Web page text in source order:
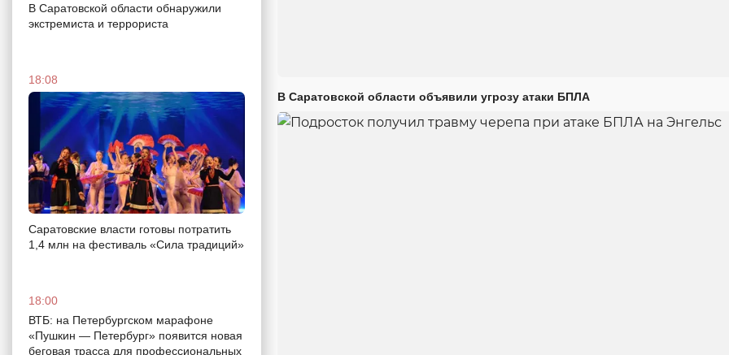
В Саратовской области обнаружили
экстремиста и террориста
18:08
Саратовские власти готовы потратить
1,4 млн на фестиваль «Сила традиций»
18:00
ВТБ: на Петербургском марафоне
«Пушкин — Петербург» появится новая
беговая трасса для профессиональных
В Саратовской области объявили угрозу атаки БПЛА